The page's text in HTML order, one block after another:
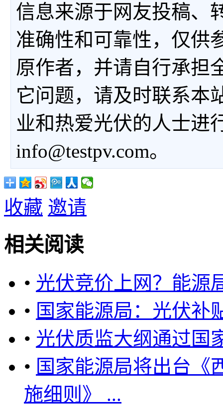
信息来源于网友投稿、
准确性和可靠性，仅供
原作者，并请自行承担
它问题，请及时联系本
业和热爱光伏的人士进
info@testpv.com。
收藏 邀请
相关阅读
• 光伏竞价上网？能源
• 国家能源局：光伏补
• 光伏质监大纲通过国
• 国家能源局将出台《
施细则》 ...